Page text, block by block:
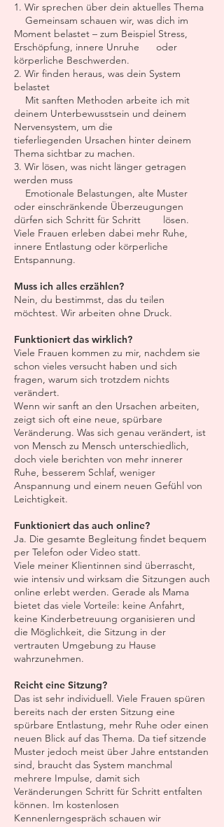
1. Wir sprechen über dein aktuelles Thema
Gemeinsam schauen wir, was dich im
Moment belastet – zum Beispiel Stress,
Erschöpfung, innere Unruhe oder
körperliche Beschwerden.
2. Wir finden heraus, was dein System
belastet
Mit sanften Methoden arbeite ich mit
deinem Unterbewusstsein und deinem
Nervensystem, um die
tieferliegenden Ursachen hinter deinem
Thema sichtbar zu machen.
3. Wir lösen, was nicht länger getragen
werden muss
Emotionale Belastungen, alte Muster
oder einschränkende Überzeugungen
dürfen sich Schritt für Schritt lösen.
Viele Frauen erleben dabei mehr Ruhe,
innere Entlastung oder körperliche
Entspannung.
Muss ich alles erzählen?
Nein, du bestimmst, das du teilen
möchtest. Wir arbeiten ohne Druck.
Funktioniert das wirklich?
Viele Frauen kommen zu mir, nachdem sie
schon vieles versucht haben und sich
fragen, warum sich trotzdem nichts
verändert.
Wenn wir sanft an den Ursachen arbeiten,
zeigt sich oft eine neue, spürbare
Veränderung. Was sich genau verändert, ist
von Mensch zu Mensch unterschiedlich,
doch viele berichten von mehr innerer
Ruhe, besserem Schlaf, weniger
Anspannung und einem neuen Gefühl von
Leichtigkeit.
Funktioniert das auch online?
Ja. Die gesamte Begleitung findet bequem
per Telefon oder Video statt.
Viele meiner Klientinnen sind überrascht,
wie intensiv und wirksam die Sitzungen auch
online erlebt werden. Gerade als Mama
bietet das viele Vorteile: keine Anfahrt,
keine Kinderbetreuung organisieren und
die Möglichkeit, die Sitzung in der
vertrauten Umgebung zu Hause
wahrzunehmen.
Reicht eine Sitzung?
Das ist sehr individuell. Viele Frauen spüren
bereits nach der ersten Sitzung eine
spürbare Entlastung, mehr Ruhe oder einen
neuen Blick auf das Thema. Da tief sitzende
Muster jedoch meist über Jahre entstanden
sind, braucht das System manchmal
mehrere Impulse, damit sich
Veränderungen Schritt für Schritt entfalten
können. Im kostenlosen
Kennenlerngespräch schauen wir